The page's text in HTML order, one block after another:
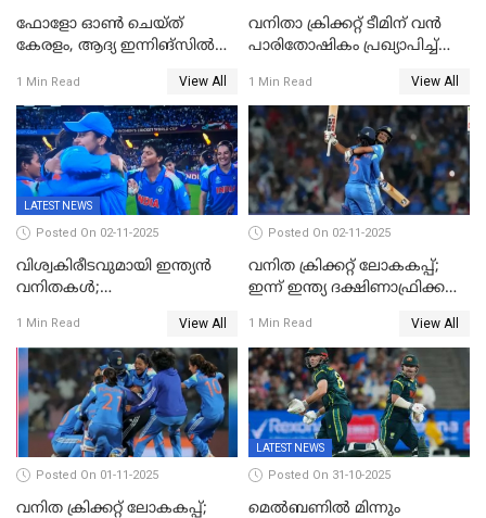
ഫോളോ ഓൺ ചെയ്ത്
കേരളം, ആദ്യ ഇന്നിങ്സിൽ
രഞ്ജിയിൽ കർണാടകയ്ക്ക്
കൂറ്റൻ ലീഡ്
1 Min Read View All
വനിതാ ക്രിക്കറ്റ് ടീമിന് വൻ
പാരിതോഷികം പ്രഖ്യാപിച്ച്
1 Min Read View All
LATEST NEWS
Posted On 02-11-2025
വിശ്വകിരീടവുമായി ഇന്ത്യൻ
വനിതകൾ;
ഇന്ത്യയ്ക്ക് വനിതാ ക്രിക്കറ്റ്
ലോകകപ്പ്
1 Min Read View All
Posted On 02-11-2025
വനിത ക്രിക്കറ്റ് ലോകകപ്പ്;
ഇന്ന് ഇന്ത്യ ദക്ഷിണാഫ്രിക്ക
1 Min Read View All
Posted On 01-11-2025
വനിത ക്രിക്കറ്റ് ലോകകപ്പ്;
LATEST NEWS
Posted On 31-10-2025
മെൽബണിൽ മിന്നും